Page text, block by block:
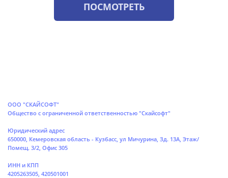
ПОСМОТРЕТЬ
ООО "СКАЙСОФТ"
Общество с ограниченной ответственностью "Скайсофт"
Юридический адрес
650000, Кемеровская область - Кузбасс, ул Мичурина, Зд. 13А, Этаж/
Помещ. 3/2, Офис 305
ИНН и КПП
4205263505, 420501001